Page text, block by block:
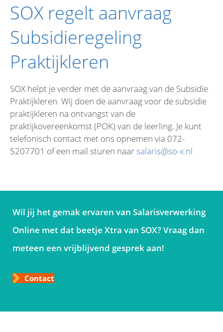
SOX regelt aanvraag
Subsidieregeling
Praktijkleren
SOX helpt je verder met de aanvraag van de Subsidie
Praktijkleren. Wij doen de aanvraag voor de subsidie
praktijkleren na ontvangst van de
praktijkovereenkomst (POK) van de leerling. Je kunt
telefonisch contact met ons opnemen via 072-
5207701 of een mail sturen naarsalaris@so-x.nl
Wil jij het gemak ervaren van Salarisverwerking
Online met dat beetje Xtra van SOX? Vraag dan
meteen een vrijblijvend gesprek aan!
Contact